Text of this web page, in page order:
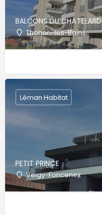
BALCONS DU CHÂTELARD
Thonon-les-Bains
PETIT PRINCE
Veigy-Foncenex
Léman Habitat